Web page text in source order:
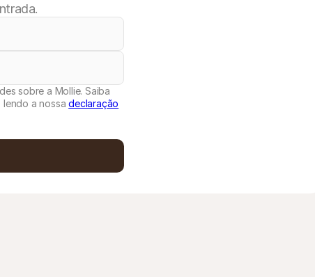
sobre a Mollie. Saiba
lendo a nossadeclaração